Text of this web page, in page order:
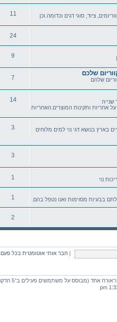
נושאים
ציוד, סוגי דגים וכדומה.וכן
11
נושאים
24
נושאים
9
נושאים
שלכם
שלהם
7
נושאים
שנייה
על אחריות ותקינות המוצרים.האחריות
14
בארץ בנושא דגי נוי למים מלוחים
3
3
נושאים
נוי
1
נושאים
בבעיות מסוימות ואנו נטפל בהם.
1
נושאים
2
נושאים
חבר אותי אוטומטית בכל
(מבוסס על משתמשים פעילים ב־5 הדקות האחרונות)